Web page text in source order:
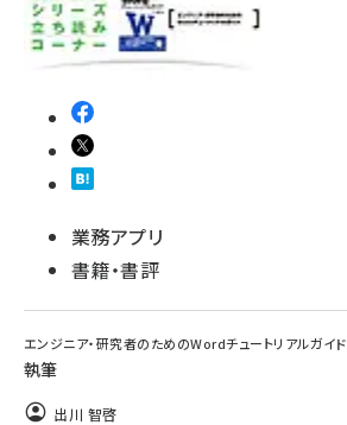
業務アプリ
書籍・書評
エンジニア・研究者のためのWordチュートリアルガイド
執筆
出川 智啓